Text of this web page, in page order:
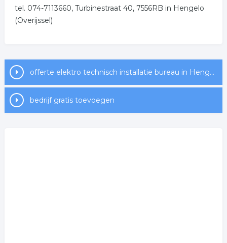
.
tel. 074-7113660, Turbinestraat 40, 7556RB in Hengelo
(Overijssel)
offerte elektro technisch installatie bureau in Hengelo
bedrijf gratis toevoegen